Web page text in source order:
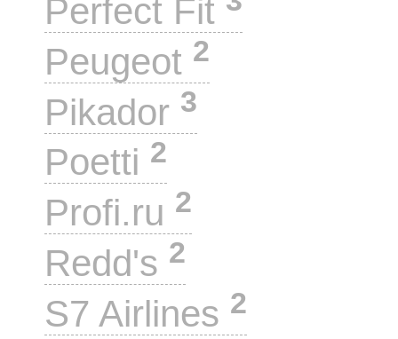
Perfect Fit
Peugeot 2
Pikador 3
Poetti 2
Profi.ru 2
Redd's 2
S7 Airlines 2